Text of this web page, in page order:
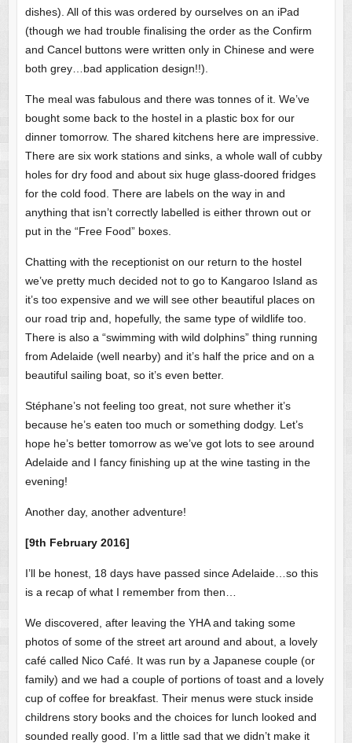
dishes). All of this was ordered by ourselves on an iPad
(though we had trouble finalising the order as the Confirm
and Cancel buttons were written only in Chinese and were
both grey…bad application design!!).
The meal was fabulous and there was tonnes of it. We’ve
bought some back to the hostel in a plastic box for our
dinner tomorrow. The shared kitchens here are impressive.
There are six work stations and sinks, a whole wall of cubby
holes for dry food and about six huge glass-doored fridges
for the cold food. There are labels on the way in and
anything that isn’t correctly labelled is either thrown out or
put in the “Free Food” boxes.
Chatting with the receptionist on our return to the hostel
we’ve pretty much decided not to go to Kangaroo Island as
it’s too expensive and we will see other beautiful places on
our road trip and, hopefully, the same type of wildlife too.
There is also a “swimming with wild dolphins” thing running
from Adelaide (well nearby) and it’s half the price and on a
beautiful sailing boat, so it’s even better.
Stéphane’s not feeling too great, not sure whether it’s
because he’s eaten too much or something dodgy. Let’s
hope he’s better tomorrow as we’ve got lots to see around
Adelaide and I fancy finishing up at the wine tasting in the
evening!
Another day, another adventure!
[9th February 2016]
I’ll be honest, 18 days have passed since Adelaide…so this
is a recap of what I remember from then…
We discovered, after leaving the YHA and taking some
photos of some of the street art around and about, a lovely
café called Nico Café. It was run by a Japanese couple (or
family) and we had a couple of portions of toast and a lovely
cup of coffee for breakfast. Their menus were stuck inside
childrens story books and the choices for lunch looked and
sounded really good. I’m a little sad that we didn’t make it